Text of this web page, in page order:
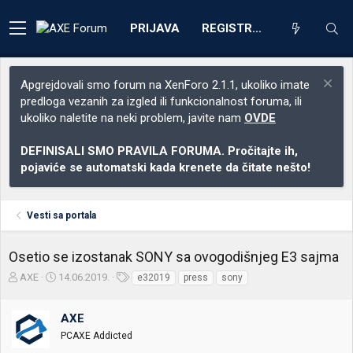
PRIJAVA REGISTRACIJA
Apgrejdovali smo forum na XenForo 2.1.1, ukoliko imate
predloga vezanih za izgled ili funkcionalnost foruma, ili
ukoliko naletite na neki problem, javite nam OVDE
DEFINISALI SMO PRAVILA FORUMA. Pročitajte ih,
pojaviće se automatski kada krenete da čitate nešto!
Vesti sa portala
Osetio se izostanak SONY sa ovogodišnjeg E3 sajma
Z
e
t
AXE
D
u
m
14.06.2019.
k
e32019 press sony
AXE
PCAXE Addicted